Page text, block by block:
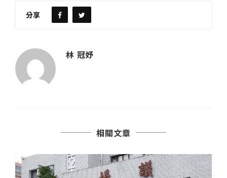
分享
林 冠妤
相關文章